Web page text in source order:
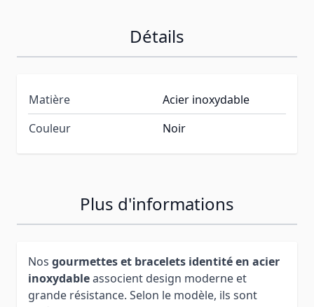
Détails
Matière
Acier inoxydable
Couleur
Noir
Plus d'informations
Nos gourmettes et bracelets identité en acier
inoxydableassocient design moderne et
grande résistance. Selon le modèle, ils sont